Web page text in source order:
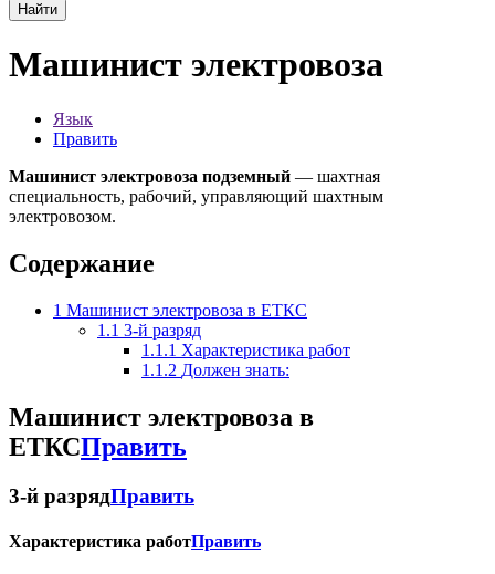
Найти
Машинист электровоза
Язык
Править
Машинист электровоза подземный — шахтная
специальность, рабочий, управляющий шахтным
электровозом.
Содержание
1 Машинист электровоза в ЕТКС
1.1 3-й разряд
1.1.1 Характеристика работ
1.1.2 Должен знать:
Машинист электровоза в
ЕТКСПравить
3-й разрядПравить
Характеристика работПравить